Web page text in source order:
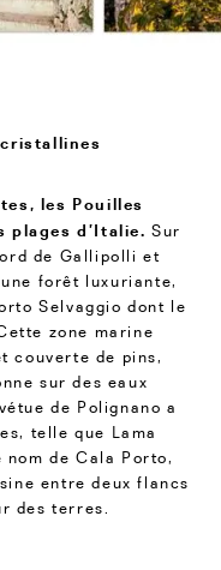
les Pouilles
plages d’Italie.Sur
de Gallipolli et
forêt luxuriante,
Selvaggio dont le
zone marine
couverte de pins,
sur des eaux
de Polignano a
telle que Lama
de Cala Porto,
entre deux flancs
des terres.